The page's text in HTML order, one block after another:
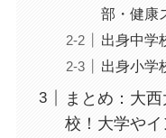
部・健康
出身中学
出身小学
まとめ：大
校！大学やイ